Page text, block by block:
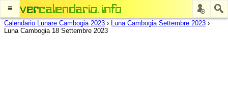
≡
Calendario Lunare Cambogia 2023 › Luna Cambogia Settembre 2023 ›
Luna Cambogia 18 Settembre 2023